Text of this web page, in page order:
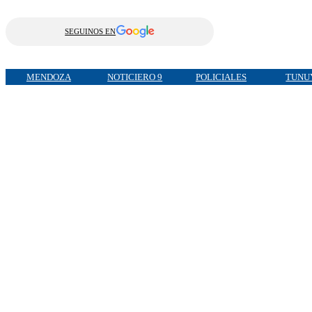
SEGUINOS EN
MENDOZA NOTICIERO 9 POLICIALES